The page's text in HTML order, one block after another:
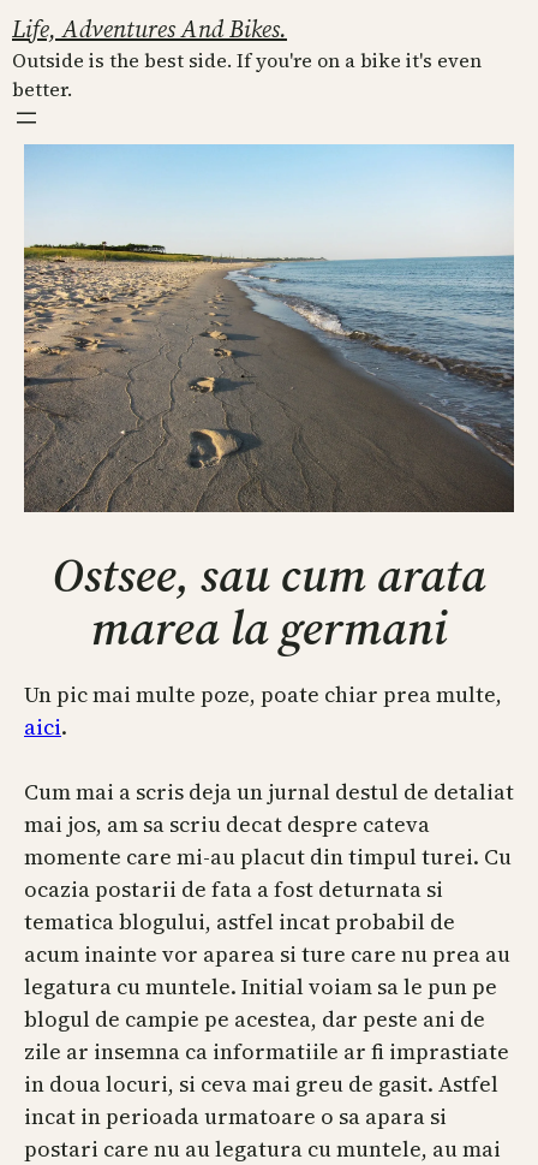
Skip
to
content
Life, Adventures And Bikes.
Outside is the best side. If you're on a bike it's even
better.
Ostsee, sau cum arata
marea la germani
Un pic mai multe poze, poate chiar prea multe,
aici.
Cum mai a scris deja un jurnal destul de detaliat
mai jos, am sa scriu decat despre cateva
momente care mi-au placut din timpul turei. Cu
ocazia postarii de fata a fost deturnata si
tematica blogului, astfel incat probabil de
acum inainte vor aparea si ture care nu prea au
legatura cu muntele. Initial voiam sa le pun pe
blogul de campie pe acestea, dar peste ani de
zile ar insemna ca informatiile ar fi imprastiate
in doua locuri, si ceva mai greu de gasit. Astfel
incat in perioada urmatoare o sa apara si
postari care nu au legatura cu muntele, au mai